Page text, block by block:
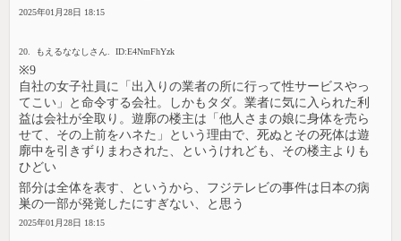
2025年01月28日 18:15
20. もえるななしさん. ID:E4NmFhYzk
※9
自社の女子社員に「出入りの業者の所に行って性サービスやっ
てこい」と命令する会社。しかもタダ。業者に気に入られた利
益は会社が全取り。遊廓の楼主は「他人さまの娘に身体を売ら
せて、その上前をハネた」という理由で、死ぬとその死体は遊
廓中を引きずりまわされた、というけれども、その楼主よりも
ひどい
部分は全体を表す、というから、フジテレビの事件は日本の病
巣の一部が発覚したにすぎない、と思う
2025年01月28日 18:15